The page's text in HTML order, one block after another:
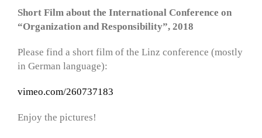
Short Film about the International Conference on
“Organization and Responsibility”, 2018
Please find a short film of the Linz conference (mostly
in German language):
vimeo.com/260737183
Enjoy the pictures!